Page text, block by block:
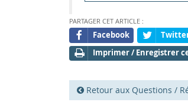
PARTAGER CET ARTICLE :
Facebook
Imprimer / Enregistrer
Retour aux Questions /